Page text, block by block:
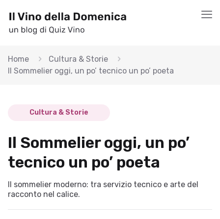
Home
Cultura & Storie
Il Sommelier oggi, un po’ tecnico un po’ poeta
Cultura & Storie
Il Sommelier oggi, un po’
tecnico un po’ poeta
Il sommelier moderno: tra servizio tecnico e arte del
racconto nel calice.